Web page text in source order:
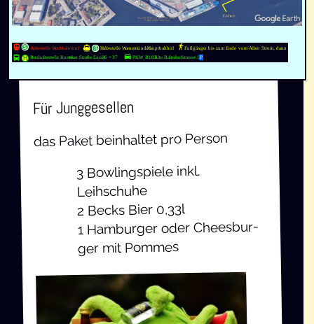
Gefühl abso­lu­ter Freiheit.
Für Jung­ge­sel­len
das Paket beinhal­tet pro Person
3 Bow­ling­spie­le inkl.
Leihschuhe
2 Becks Bier 0,33l
1
Ham­bur­ger oder Chees­bur­
ger mit Pommes